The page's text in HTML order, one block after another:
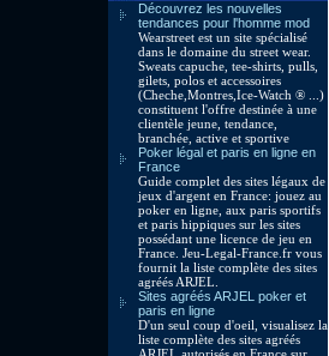
Découvrez les nouvelles
tendances pour l'homme mod
Wearstreet est un site spécialisé
dans le domaine du street wear.
Sweats capuche, tee-shirts, pulls,
gilets, polos et accessoires
(Cheche,Montres,Ice-Watch ® ...)
constituent l'offre destinée à une
clientèle jeune, tendance,
branchée, active et sportive
Poker légal et paris en ligne en
France
Guide complet des sites légaux de
jeux d'argent en France: jouez au
poker en ligne, aux paris sportifs
et paris hippiques sur les sites
possédant une licence de jeu en
France. Jeu-Legal-France.fr vous
fournit la liste complète des sites
agréés ARJEL.
Sites agréés ARJEL poker et
paris en ligne
D'un seul coup d'oeil, visualisez la
liste complète des sites agréés